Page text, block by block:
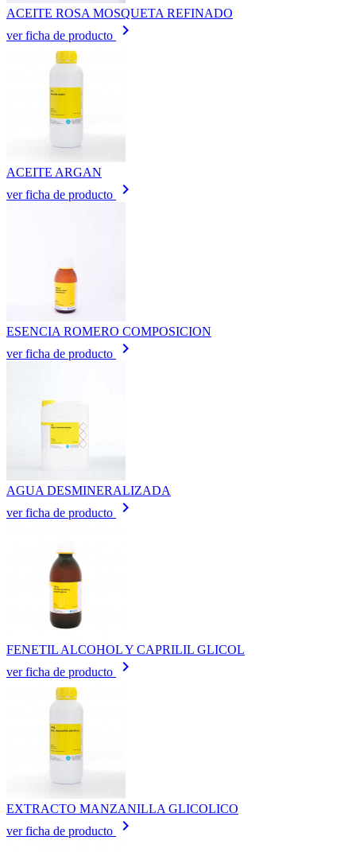
ACEITE ROSA MOSQUETA REFINADO
ver ficha de producto
keyboard_arrow_right
ACEITE ARGAN
ver ficha de producto
keyboard_arrow_right
ESENCIA ROMERO COMPOSICION
ver ficha de producto
keyboard_arrow_right
AGUA DESMINERALIZADA
ver ficha de producto
keyboard_arrow_right
FENETIL ALCOHOL Y CAPRILIL GLICOL
ver ficha de producto
keyboard_arrow_right
EXTRACTO MANZANILLA GLICOLICO
ver ficha de producto
keyboard_arrow_right